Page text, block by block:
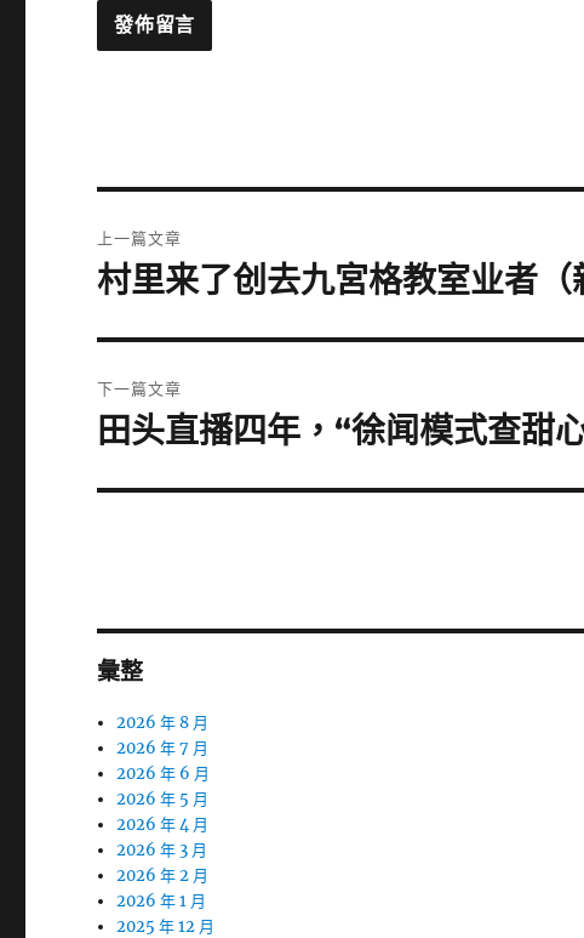
章
上一篇文章
上
篇
章:
村里来了创去九宮格教室业者（
下一篇文章
下
篇
田头直播四年，“徐闻模式查甜
彙整
2026 年 8 月
2026 年 7 月
2026 年 6 月
2026 年 5 月
2026 年 4 月
2026 年 3 月
2026 年 2 月
2026 年 1 月
2025 年 12 月